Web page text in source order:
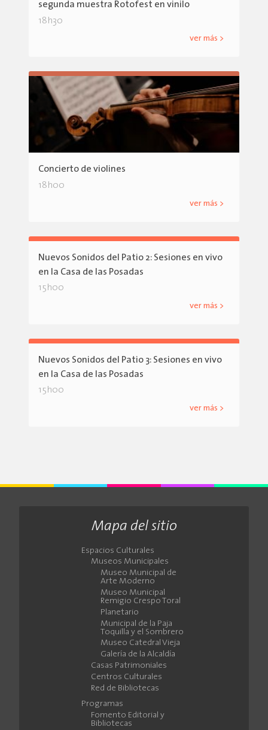
segunda muestra Rotofest en vinilo
18h30
ver más >
Concierto de violines
18h00
ver más >
Nuevos Sonidos del Patio 2: Sesiones en vivo
en la Casa de las Posadas
15h00
ver más >
Nuevos Sonidos del Patio 3: Sesiones en vivo
en la Casa de las Posadas
15h00
ver más >
Mapa del sitio
Espacios Culturales
Museos Municipales
Museo Municipal de
Arte Moderno
Museo Municipal
Remigio Crespo Toral
Planetario
Municipal de la Paja
Toquilla y el Sombrero
Museo Catedral Vieja
Galería de la Alcaldía
Casas Patrimoniales
Centros Culturales
Red de Bibliotecas
Programas
Fomento Editorial y
Bibliotecas